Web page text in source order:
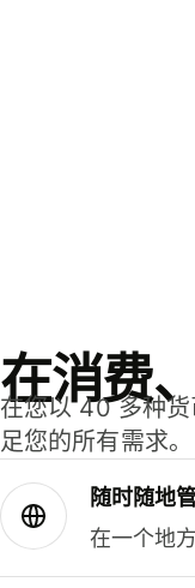
在消费
在您以 40 多种
足您的所有需求。
随时随地
在一个地